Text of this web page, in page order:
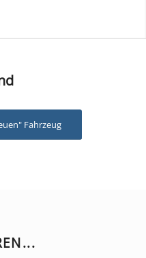
Fahrzeug